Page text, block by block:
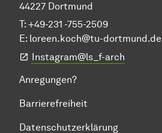
44227 Dortmund
T: +49-231 -755-2509
E: loreen.koch@tu-dortmund.de
Instagram@ls_f-arch
Anregungen?
Barrierefreiheit
Datenschutzerklärung